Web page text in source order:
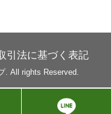
引法に基づく表記
. All rights Reserved.